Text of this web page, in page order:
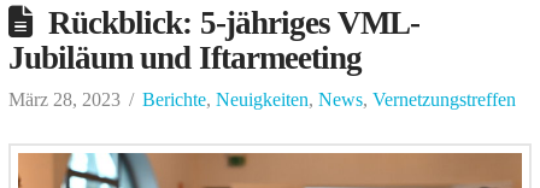
Rückblick: 5-jähriges VML-
Jubiläum und Iftarmeeting
März 28, 2023 Berichte, Neuigkeiten, News, Vernetzungstreffen